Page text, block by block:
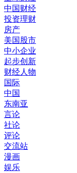
中国财经
投资理财
房产
美国股市
中小企业
起步创新
财经人物
国际
中国
东南亚
言论
社论
评论
交流站
漫画
娱乐